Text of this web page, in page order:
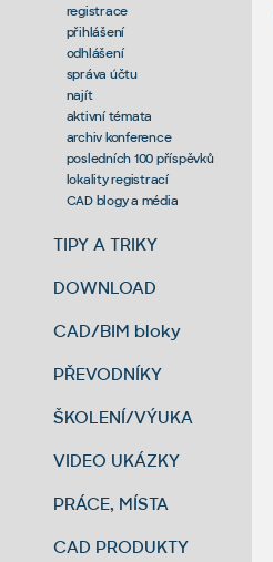
registrace
přihlášení
odhlášení
správa účtu
najít
aktivní témata
archiv konference
posledních 100 příspěvků
lokality registrací
CAD blogy a média
TIPY A TRIKY
DOWNLOAD
CAD/BIM bloky
PŘEVODNÍKY
ŠKOLENÍ/VÝUKA
VIDEO UKÁZKY
PRÁCE, MÍSTA
CAD PRODUKTY